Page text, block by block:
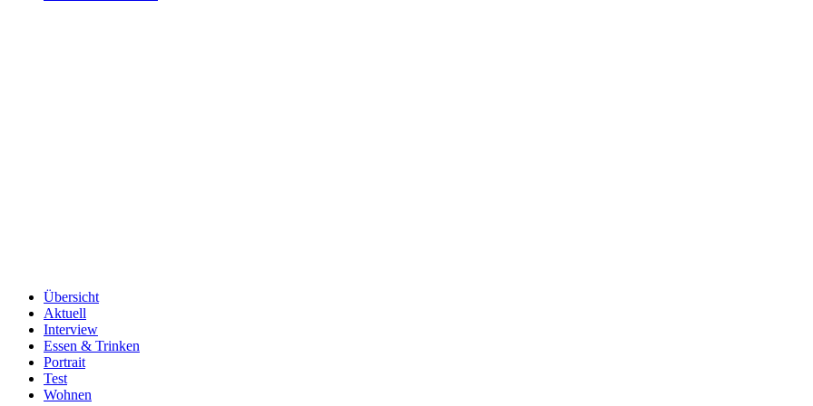
Übersicht
Aktuell
Interview
Essen & Trinken
Portrait
Test
Wohnen